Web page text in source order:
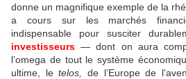
donne un magnifique exemple de la
a cours sur les marchés
indispensable pour susciter
investisseurs — dont on aura
l’omega de tout le système
ultime, letelos,
de l’Europe de